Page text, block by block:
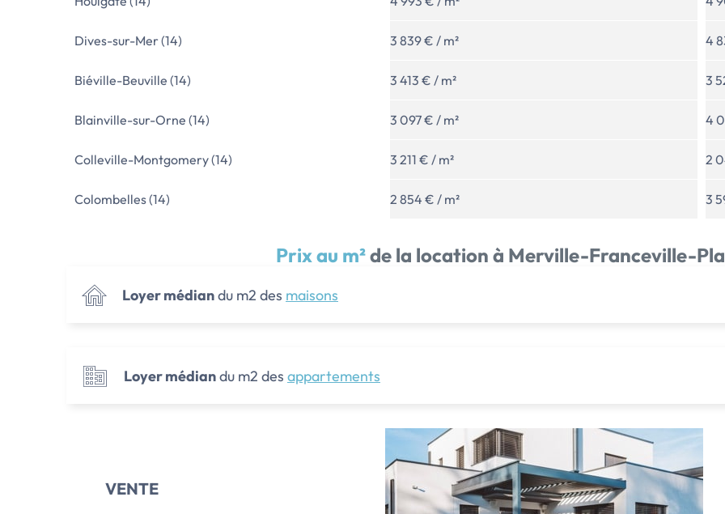
Dives-sur-Mer (14) 3 839 € / m² 4
Biéville-Beuville (14) 3 413 € / m² 3
Blainville-sur-Orne (14) 3 097 € / m² 4
Colleville-Montgomery (14) 3 211 € / m² 2
Colombelles (14) 2 854 € / m² 3
Prix au m²de la location à Merville-Franceville-
Loyer médiandu m2 des maisons
Loyer médiandu m2 des appartements
VENTE